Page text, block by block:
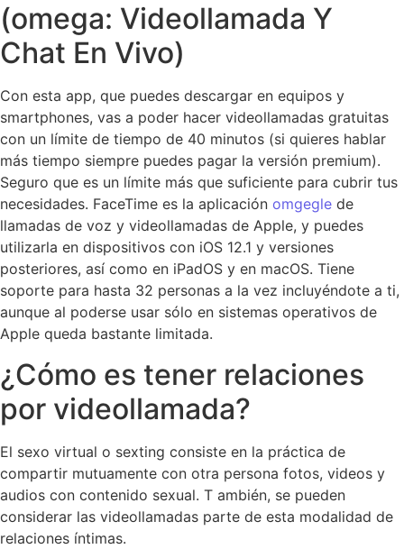
(omega: Videollamada Y
Chat En Vivo)
Con esta app, que puedes descargar en equipos y
smartphones, vas a poder hacer videollamadas gratuitas
con un límite de tiempo de 40 minutos (si quieres hablar
más tiempo siempre puedes pagar la versión premium).
Seguro que es un límite más que suficiente para cubrir tus
necesidades. FaceTime es la aplicación omgegle de
llamadas de voz y videollamadas de Apple, y puedes
utilizarla en dispositivos con iOS 12.1 y versiones
posteriores, así como en iPadOS y en macOS. Tiene
soporte para hasta 32 personas a la vez incluyéndote a ti,
aunque al poderse usar sólo en sistemas operativos de
Apple queda bastante limitada.
¿Cómo es tener relaciones
por videollamada?
El sexo virtual o sexting consiste en la práctica de
compartir mutuamente con otra persona fotos, videos y
audios con contenido sexual. T ambién, se pueden
considerar las videollamadas parte de esta modalidad de
relaciones íntimas.